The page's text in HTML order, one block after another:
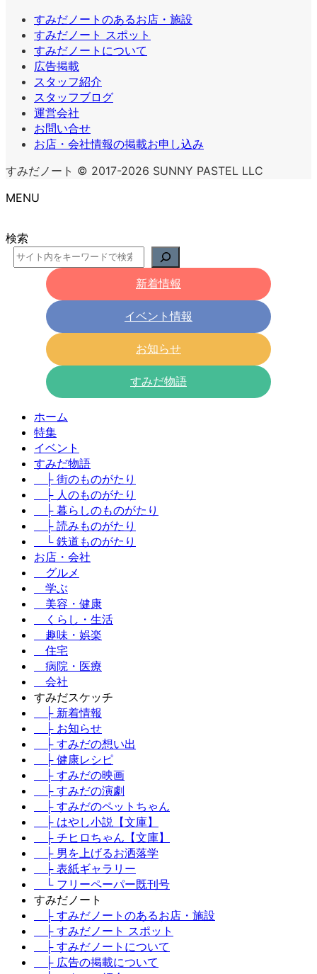
すみだノートのあるお店・施設
すみだノート スポット
すみだノートについて
広告掲載
スタッフ紹介
スタッフブログ
運営会社
お問い合せ
お店・会社情報の掲載お申し込み
すみだノート © 2017-2026 SUNNY PASTEL LLC
MENU
検索
新着情報
イベント情報
お知らせ
すみだ物語
ホーム
特集
イベント
すみだ物語
├ 街のものがたり
├ 人のものがたり
├ 暮らしのものがたり
├ 読みものがたり
└ 鉄道ものがたり
お店・会社
グルメ
学ぶ
美容・健康
くらし・生活
趣味・娯楽
住宅
病院・医療
会社
すみだスケッチ
├ 新着情報
├ お知らせ
├ すみだの想い出
├ 健康レシピ
├ すみだの映画
├ すみだの演劇
├ すみだのペットちゃん
├ はやし小説【文庫】
├ チヒロちゃん【文庫】
├ 男を上げるお洒落学
├ 表紙ギャラリー
└ フリーペーパー既刊号
すみだノート
├ すみだノートのあるお店・施設
├ すみだノート スポット
├ すみだノートについて
├ 広告の掲載について